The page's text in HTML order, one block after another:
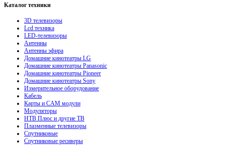
Каталогтехники
3D телевизоры
Lcd техника
LED-телевизоры
Антенны
Антенны эфира
Домашние кинотеатры LG
Домашние кинотеатры Panasonic
Домашние кинотеатры Pioneer
Домашние кинотеатры Sony
Измерительное оборудование
Кабель
Карты и CAM модули
Модуляторы
НТВ Плюс и другие ТВ
Плазменные телевизоры
Спутниковые
Спутниковые ресиверы